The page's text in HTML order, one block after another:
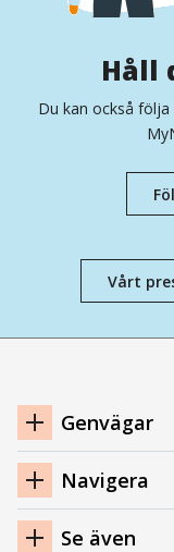
Håll
Du kan också
Vårt
(öppnas
nytt
Navigation
sidfot
Genvägar
Navigera
Se även